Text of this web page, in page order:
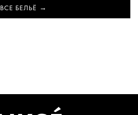
ВСЕ БЕЛЬЁ